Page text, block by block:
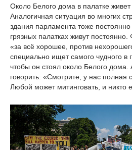
Около Белого дома в палатке живет
Аналогичная ситуация во многих
здания парламента тоже
грязных палатках живут
«за всё хорошее, против
специально ищет самого чудного в
чтобы он стоял около Белого
говорить: «Смотрите, у нас полная
Любой может митинговать, и никто